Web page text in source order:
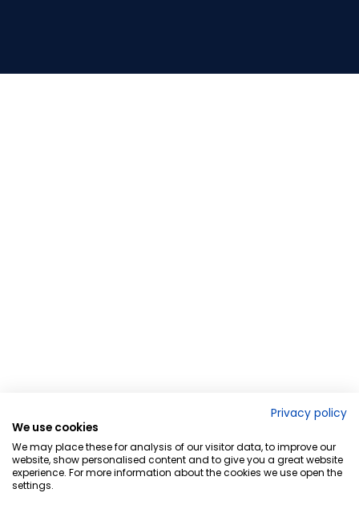
Privacy policy
We use cookies
We may place these for analysis of our visitor data, to improve our
website, show personalised content and to give you a great website
experience. For more information about the cookies we use open the
settings.